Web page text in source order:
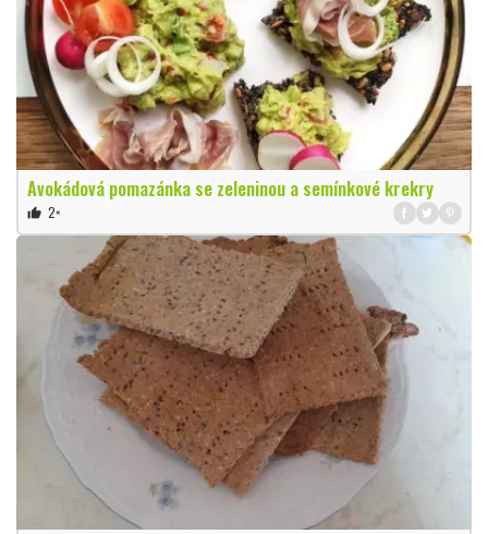
Avokádová pomazánka se zeleninou a semínkové krekry
thumb_up 2×